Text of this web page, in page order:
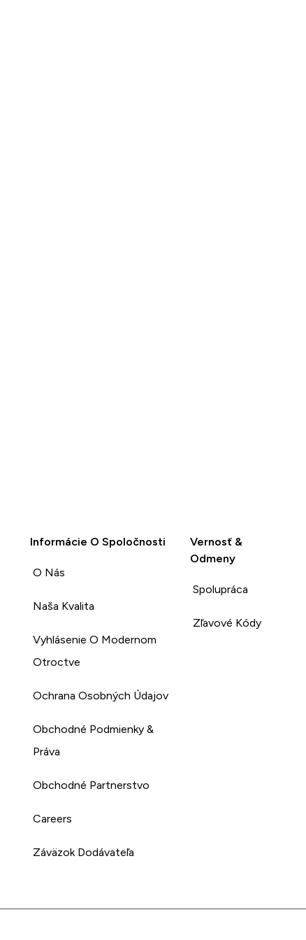
Informácie O Spoločnosti
O Nás
Naša Kvalita
Vyhlásenie O Modernom
Otroctve
Ochrana Osobných Údajov
Obchodné Podmienky &
Práva
Obchodné Partnerstvo
Careers
Záväzok Dodávateľa
Vernosť &
Odmeny
Spolupráca
Zľavové Kódy